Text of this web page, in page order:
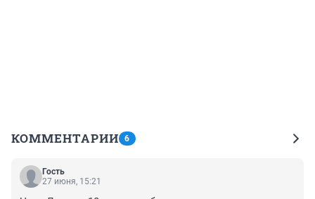
КОММЕНТАРИИ 6
Гость
27 июня, 15:21